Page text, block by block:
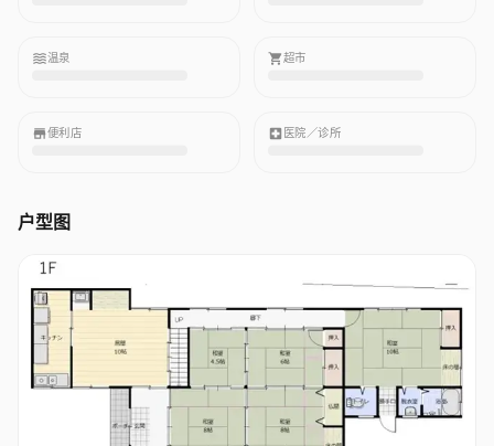
温泉 超市
便利店 医院／诊所
户型图